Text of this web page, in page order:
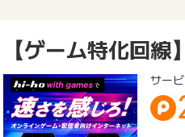
【ゲーム特化回
サー